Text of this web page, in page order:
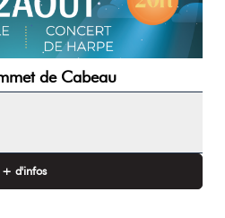
de Cabeau
+ d'infos